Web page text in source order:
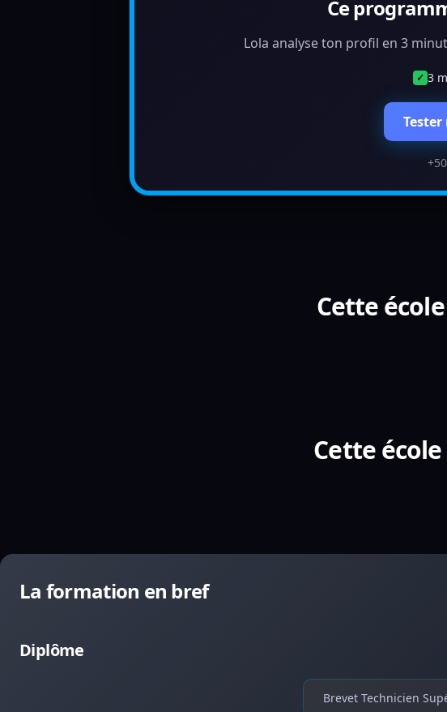
Ce
Lola analyse ton profil en 3
✓ 3
Cette
Cette
La formation en bref
Diplôme
Brevet Technicien